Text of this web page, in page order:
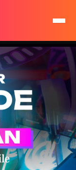
San Juan